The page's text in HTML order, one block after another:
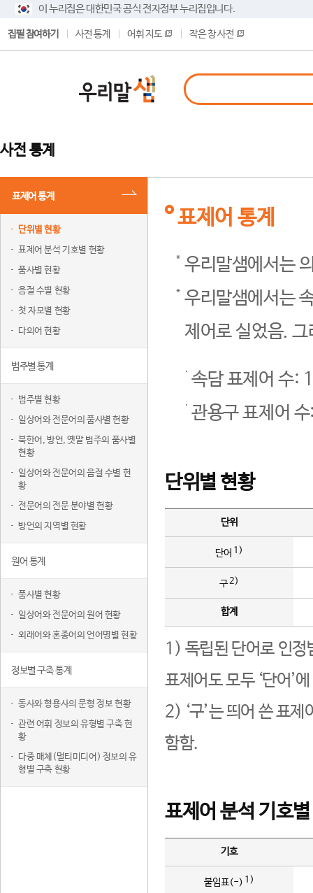
이 누리집은 대한민국 공식 전자정부 누리집입니다.
집필 참여하기 사전 통계 어휘 지도 작은 창 사전
사전 통계
표제어 통계
단위별 현황
표제어 분석 기호별 현황
품사별 현황
음절 수별 현황
첫 자모별 현황
다의어 현황
범주별 통계
범주별 현황
일상어와 전문어의 품사별 현황
북한어, 방언, 옛말 범주의 품사별
현황
일상어와 전문어의 음절 수별 현
황
전문어의 전문 분야별 현황
방언의 지역별 현황
원어 통계
품사별 현황
일상어와 전문어의 원어 현황
외래어와 혼종어의 언어명별 현황
정보별 구축 통계
동사와 형용사의 문형 정보 현황
관련 어휘 정보의 유형별 구축 현
황
다중 매체(멀티미디어) 정보의 유
형별 구축 현황
표제어 통계
우리말샘에서는
우리말샘에서는
제어로 실었음.
속담 표제어 수:
관용구 표제어
단위별 현황
단위
단어 1)
구2)
합계
1) 독립된 단어로 인정
표제어도 모두 ‘단어’
2) ‘구’는 띄어 쓴 표
함함.
표제어 분석 기호
기호
붙임표(-) 1)